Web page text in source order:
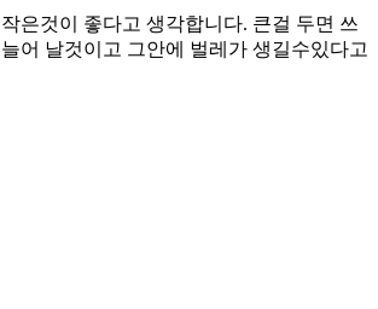
은것이 좋다고 생각합니다. 큰걸 두면 쓰
어 날것이고 그안에 벌레가 생길수있다고